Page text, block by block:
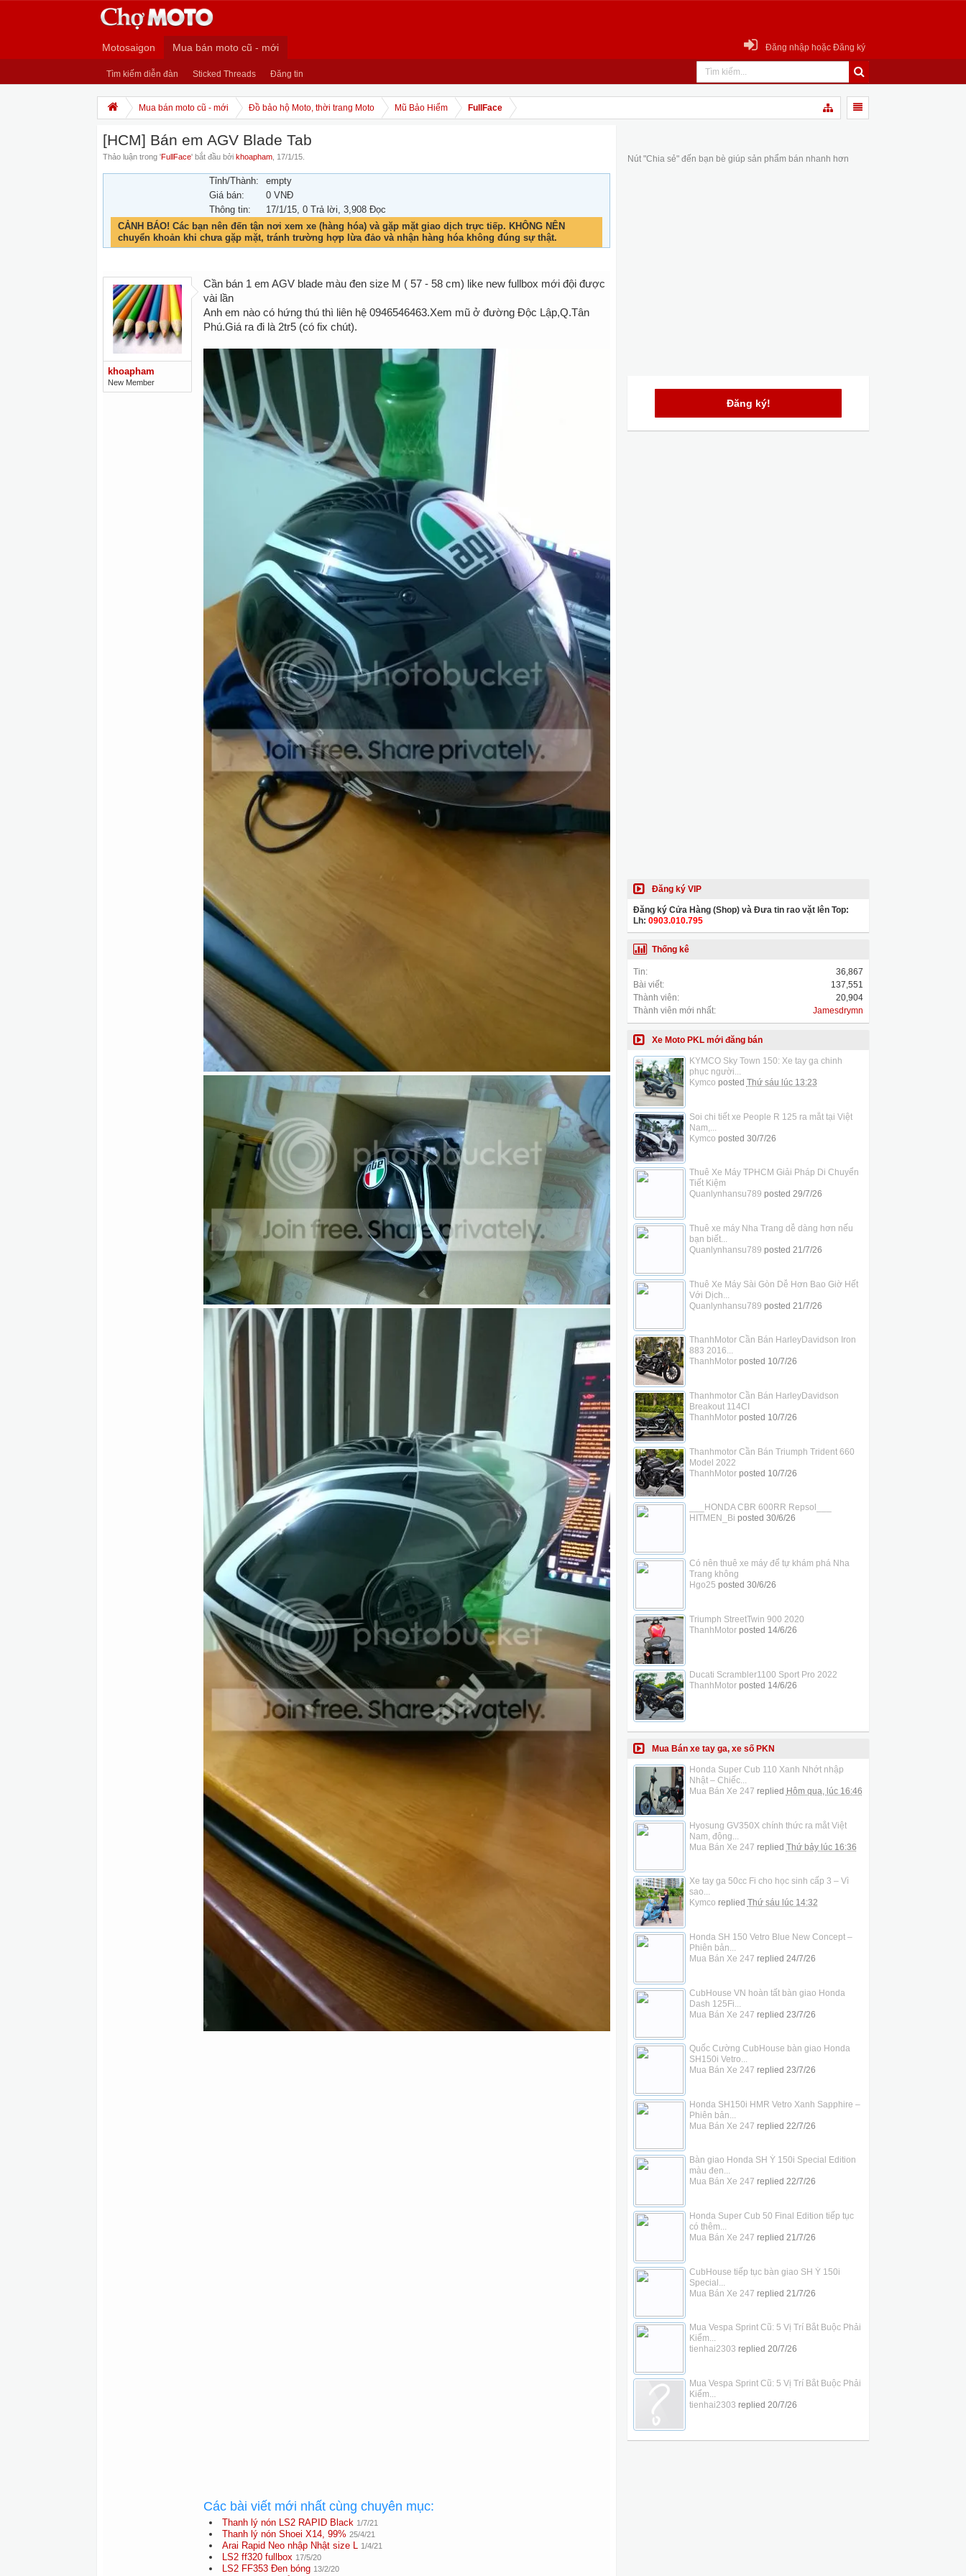
Motosaigon Mua bán moto cũ - mới
Tìm kiếm diễn đàn Sticked Threads Đăng tin
Đăng nhập hoặc Đăng ký
Mua bán moto cũ - mới Đồ bảo hộ Moto, thời trang Moto Mũ Bảo Hiểm FullFace
[HCM] Bán em AGV Blade Tab
Thảo luận trong 'FullFace' bắt đầu bởi khoapham 17/1/15
Tỉnh/Thành:
empty
Giá bán:
0 VNĐ
Thông tin:
17/1/15, 0 Trả lời, 3,908 Đọc
CẢNH BÁO! Các bạn nên đến tận nơi xem xe (hàng hóa) và gặp mặt giao dịch trực tiếp. KHÔNG NÊN
chuyển khoản khi chưa gặp mặt, tránh trường hợp lừa đảo và nhận hàng hóa không đúng sự thật.
khoapham
New Member
Cần bán 1 em AGV blade màu đen size M ( 57 - 58 cm) like new fullbox mới đội được
vài lần
Anh em nào có hứng thú thì liên hệ 0946546463.Xem mũ ở đường Độc Lập,Q.Tân
Phú.Giá ra đi là 2tr5 (có fix chút).
Các bài viết mới nhất cùng chuyên mục:
Thanh lý nón LS2 RAPID Black 1/7/21
Thanh lý nón Shoei X14, 99% 25/4/21
Arai Rapid Neo nhập Nhật size L 1/4/21
LS2 ff320 fullbox 17/5/20
LS2 FF353 Đen bóng 13/2/20
Nút "Chia sẻ" đến bạn bè giúp sản phẩm bán nhanh hơn
Đăng ký!
Đăng ký VIP
Đăng ký Cửa Hàng (Shop) và Đưa tin rao vặt lên Top:
Lh: 0903.010.795
Thống kê
Tin:
36,867
Bài viết:
137,551
Thành viên:
20,904
Thành viên mới nhất:
Jamesdrymn
Xe Moto PKL mới đăng bán
KYMCO Sky Town 150: Xe tay ga chinh
phục người...
Kymco posted Thứ sáu lúc 13:23
Soi chi tiết xe People R 125 ra mắt tại Việt
Nam,...
Kymco posted 30/7/26
Thuê Xe Máy TPHCM Giải Pháp Di Chuyển
Tiết Kiệm
Quanlynhansu789 posted 29/7/26
Thuê xe máy Nha Trang dễ dàng hơn nếu
bạn biết...
Quanlynhansu789 posted 21/7/26
Thuê Xe Máy Sài Gòn Dễ Hơn Bao Giờ Hết
Với Dịch...
Quanlynhansu789 posted 21/7/26
ThanhMotor Cần Bán HarleyDavidson Iron
883 2016...
ThanhMotorposted 10/7/26
Thanhmotor Cần Bán HarleyDavidson
Breakout 114CI
ThanhMotorposted 10/7/26
Thanhmotor Cần Bán Triumph Trident 660
Model 2022
ThanhMotorposted 10/7/26
___HONDA CBR 600RR Repsol___
HITMEN_Bi posted 30/6/26
Có nên thuê xe máy để tự khám phá Nha
Trang không
Hgo25 posted 30/6/26
Triumph StreetTwin 900 2020
ThanhMotorposted 14/6/26
Ducati Scrambler1100 Sport Pro 2022
ThanhMotorposted 14/6/26
Mua Bán xe tay ga, xe số PKN
Honda Super Cub 110 Xanh Nhớt nhập
Nhật – Chiếc...
Mua Bán Xe 247 replied Hôm qua, lúc 16:46
Hyosung GV350X chính thức ra mắt Việt
Nam, động...
Mua Bán Xe 247 replied Thứ bảy lúc 16:36
Xe tay ga 50cc Fi cho học sinh cấp 3 – Vì
sao...
Kymco replied Thứ sáu lúc 14:32
Honda SH 150 Vetro Blue New Concept –
Phiên bản...
Mua Bán Xe 247 replied 24/7/26
CubHouse VN hoàn tất bàn giao Honda
Dash 125Fi...
Mua Bán Xe 247 replied 23/7/26
Quốc Cường CubHouse bàn giao Honda
SH150i Vetro...
Mua Bán Xe 247 replied 23/7/26
Honda SH150i HMR Vetro Xanh Sapphire –
Phiên bản...
Mua Bán Xe 247 replied 22/7/26
Bàn giao Honda SH Ý 150i Special Edition
màu đen...
Mua Bán Xe 247 replied 22/7/26
Honda Super Cub 50 Final Edition tiếp tục
có thêm...
Mua Bán Xe 247 replied 21/7/26
CubHouse tiếp tục bàn giao SH Ý 150i
Special...
Mua Bán Xe 247 replied 21/7/26
Mua Vespa Sprint Cũ: 5 Vị Trí Bắt Buộc Phải
Kiểm...
tienhai2303 replied 20/7/26
Mua Vespa Sprint Cũ: 5 Vị Trí Bắt Buộc Phải
Kiểm...
tienhai2303 replied 20/7/26